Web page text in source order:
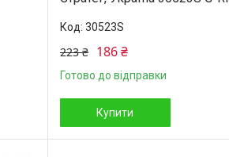
30523S
223 ₴ 186 ₴
Готово до відправки
Купити